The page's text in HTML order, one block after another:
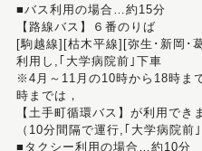
■バス利用の場合…約15分
【路線バス】６番のりば
[駒越線][枯木平線][弥生･新岡･
利用し,｢大学病院前｣下車
※4月～11月の10時から18時ま
時までは，
【土手町循環バス】が利用でき
（10分間隔で運行,｢大学病院前｣
■タクシー利用の場合…約10分